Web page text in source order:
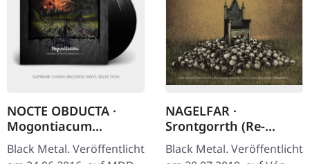
NOCTE OBDUCTA ·
Mogontiacum
(Nachdem die Nacht
herabgesunken...) |
Black Metal. Veröffentlicht
NAGELFAR ·
Srontgorrth (Re-
Release) | 2CD
Black Metal. Veröffentlicht